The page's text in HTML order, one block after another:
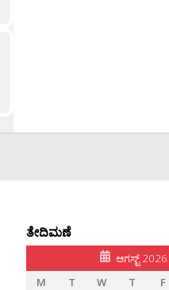
ತೇದಿಮಣೆ
ಆಗಸ್ಟ್ 2026
M
T W T F